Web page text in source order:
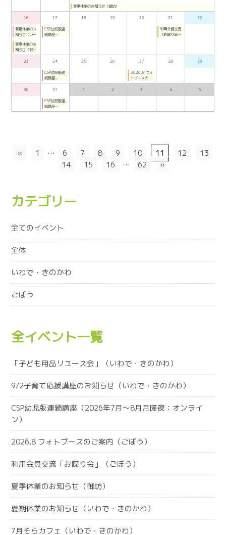
オンライン）
夏季休業のお知らせ（御坊）
16 17 18 19 20 21 22
夏期休業のお
知らせ（いわ
わ）
CSP幼児版連
続講座
利用会員交流
「お喋り会」
夏季休業のお
知らせ（御
坊）
23
24 25 26 27 28 29
CSP幼児版連
続講座
（2026年7月
～8月月曜夜：
2026.8 フォ
トブースのご
案内（ごぼ
30 31 1 2 3 4 5
CSP幼児版連
続講座
（2026年7月
« 1 … 6 7 8 9 10 11 12
13
14
15 16 … 62 »
カテゴリー
全てのイベント
全体
いわで・きのかわ
ごぼう
全イベント一覧
「子ども用品リユース会」（いわで・きのかわ）
9/2子育て応援講座のお知らせ（いわで・きのかわ）
CSP幼児版連続講座（2026年7月～8月月曜夜：オンライ
ン）
2026.8 フォトブースのご案内（ごぼう）
利用会員交流「お喋り会」（ごぼう）
夏季休業のお知らせ（御坊）
夏期休業のお知らせ（いわで・きのかわ）
7月そらカフェ（いわで・きのかわ）